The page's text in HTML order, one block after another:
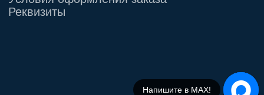
Напишите в МАХ!